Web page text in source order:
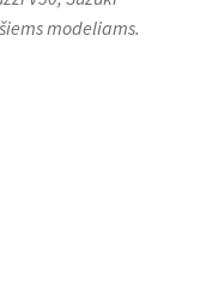
modeliams.